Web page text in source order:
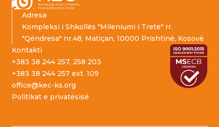
Adresa
Kompleksi i Shkollës "Mileniumi i Tretë" rr.
"Qëndresa" nr.48, Matiçan, 10000 Prishtinë, Kosovë
Kontakti
+383 38 244 257, 258 203
+383 38 244 257 ext. 109
office@kec-ks.org
Politikat e privatësisë